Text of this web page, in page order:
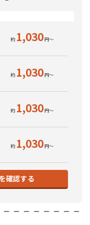
1,030
1,030
1,030
1,030
確認する